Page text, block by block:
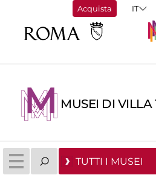
Acquista
MUSEI DI
TUTTI I MUSEI